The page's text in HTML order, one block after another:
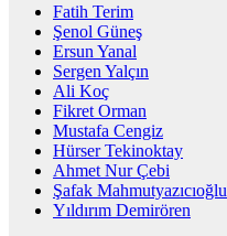
Fatih Terim
Şenol Güneş
Ersun Yanal
Sergen Yalçın
Ali Koç
Fikret Orman
Mustafa Cengiz
Hürser Tekinoktay
Ahmet Nur Çebi
Şafak Mahmutyazıcıoğlu
Yıldırım Demirören